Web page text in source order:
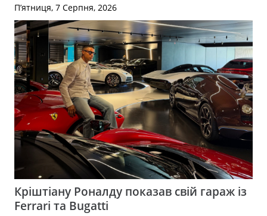
П’ятниця, 7 Серпня, 2026
Кріштіану Роналду показав свій гараж із
Ferrari та Bugatti